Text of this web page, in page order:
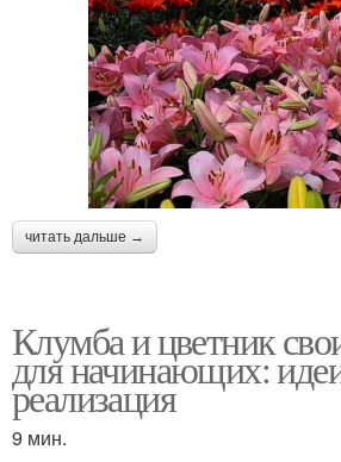
читать дальше →
Клумба и цветник
для начинающих:
реализация
9 мин.